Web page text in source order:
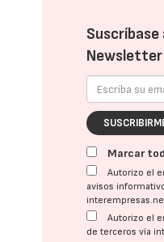
Marcar
Autorizo el
avisos
Autorizo el
de terceros vía